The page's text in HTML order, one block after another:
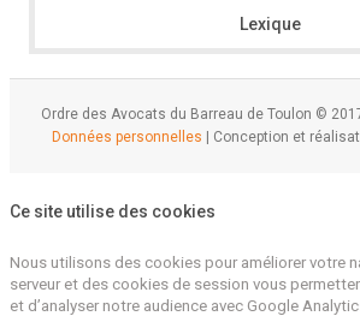
Lexique
Ordre des Avocats du Barreau de Toulon ©
Données personnelles | Conception et
Ce site utilise des cookies
Nous utilisons des cookies pour améliorer votre
serveur et des cookies de session vous
et d’analyser notre audience avec Google